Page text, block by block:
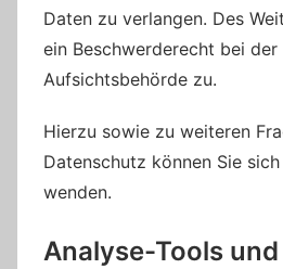
Daten zu verlangen. Des
ein Beschwerderecht bei
Aufsichtsbehörde zu.
Hierzu sowie zu weiteren
Datenschutz können Sie
wenden.
Analyse-Tools